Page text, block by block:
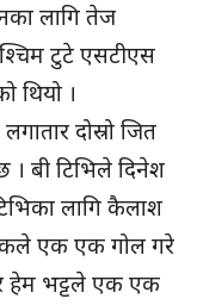
लागि तेज
टुटे एसटीएस
थियो ।
दोस्रो जित
। बी टिभिले दिनेश
लागि कैलाश
एक एक गोल गरे
हेम भट्टले एक एक